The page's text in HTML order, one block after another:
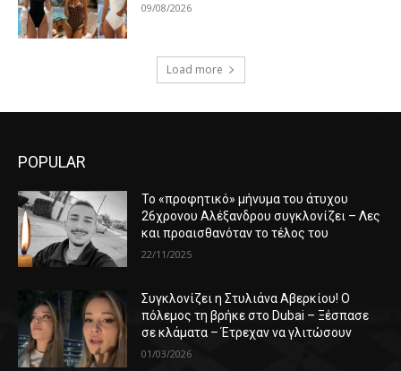
09/08/2026
Load more
POPULAR
Το «προφητικό» μήνυμα του άτυχου
26χρονου Αλέξανδρου συγκλονίζει – Λες
και προαισθανόταν το τέλος του
22/11/2025
Συγκλονίζει η Στυλιάνα Αβερκίου! Ο
πόλεμος τη βρήκε στο Dubai – Ξέσπασε
σε κλάματα – Έτρεχαν να γλιτώσουν
01/03/2026